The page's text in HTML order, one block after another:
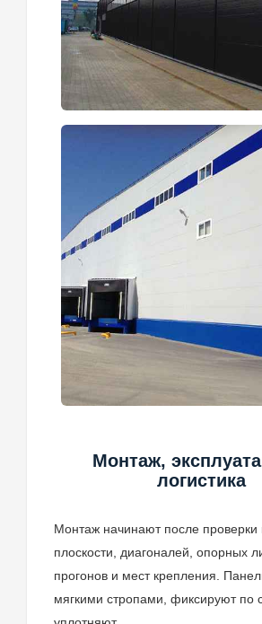
Монтаж,
логистика
Монтаж начинают после проверки
плоскости, диагоналей, опорных
прогонов и мест крепления.
мягкими стропами, фиксируют по